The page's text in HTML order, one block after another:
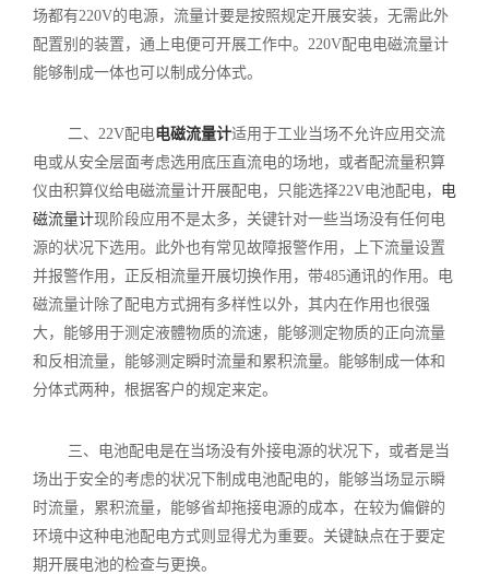
场都有220V的电源，流量计要是按照规定开展安装，无需此外
配置别的装置，通上电便可开展工作中。220V配电电磁流量计
能够制成一体也可以制成分体式。
二、22V配电电磁流量计适用于工业当场不允许应用交流
电或从安全层面考虑选用底压直流电的场地，或者配流量积算
仪由积算仪给电磁流量计开展配电，只能选择22V电池配电， 电
磁流量计现阶段应用不是太多，关键针对一些当场没有任何电
源的状况下选用。此外也有常见故障报警作用，上下流量设置
并报警作用，正反相流量开展切换作用，带485通讯的作用。电
磁流量计除了配电方式拥有多样性以外，其内在作用也很强
大，能够用于测定液體物质的流速，能够测定物质的正向流量
和反相流量，能够测定瞬时流量和累积流量。能够制成一体和
分体式两种，根据客户的规定来定。
三、电池配电是在当场没有外接电源的状况下，或者是当
场出于安全的考虑的状况下制成电池配电的，能够当场显示瞬
时流量，累积流量，能够省却拖接电源的成本，在较为偏僻的
环境中这种电池配电方式则显得尤为重要。关键缺点在于要定
期开展电池的检查与更换。